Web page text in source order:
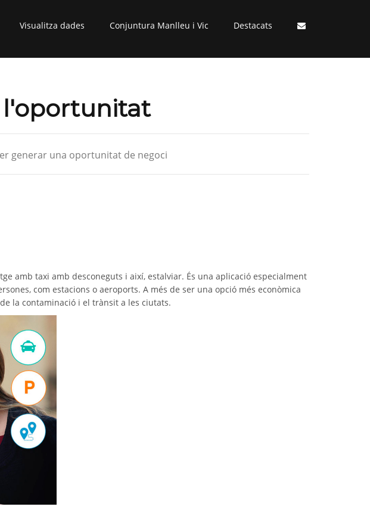
Visualitza dades Conjuntura Manlleu i Vic Destacats
l'oportunitat
generar una oportunitat de negoci
amb taxi amb desconeguts i així, estalviar. És una aplicació especialment
com estacions o aeroports. A més de ser una opció més econòmica
la contaminació i el trànsit a les ciutats.